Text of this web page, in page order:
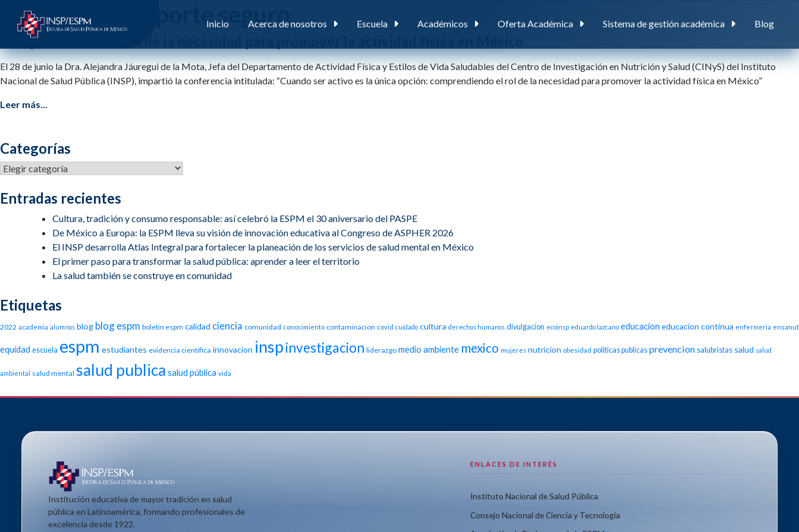
Inicio Acerca de nosotros Escuela Académicos Oferta Académica Sistema de gestión académica Blog
Etiqueta: transporte seguro
Comprendiendo el rol de la necesidad para promover la actividad física en México
El 28 de junio la Dra. Alejandra Jáuregui de la Mota, Jefa del Departamento de Actividad Física y Estilos de Vida Saludables del Centro de Investigación en Nutrición y Salud (CINyS) del Instituto
Nacional de Salud Pública (INSP), impartió la conferencia intitulada: “Cuando ser activo es la única opción: comprendiendo el rol de la necesidad para promover la actividad física en México”
Leer más...
Categorías
Categorías
Entradas recientes
Cultura, tradición y consumo responsable: así celebró la ESPM el 30 aniversario del PASPE
De México a Europa: la ESPM lleva su visión de innovación educativa al Congreso de ASPHER 2026
El INSP desarrolla Atlas Integral para fortalecer la planeación de los servicios de salud mental en México
El primer paso para transformar la salud pública: aprender a leer el territorio
La salud también se construye en comunidad
Etiquetas
2022 academia alumnos blog blog espm boletin espm calidad ciencia comunidad conocimiento contaminacion covid cuidado cultura derechos humanos divulgacion ecoinsp eduardo lazcano educacion educacion continua enfermeria ensanut
equidad escuela espm estudiantes evidencia cientifica innovacion inspinvestigacion liderazgo medio ambiente mexico mujeres nutricion obesidad politicas publicas prevencion salubristas salud salud
ambiental salud mental salud publica salud pública vida
Institución educativa de mayor tradición en salud
pública en Latinoamérica, formando profesionales de
excelencia desde 1922.
ENLACES DE INTERÉS
Instituto Nacional de Salud Pública
Consejo Nacional de Ciencia y Tecnología